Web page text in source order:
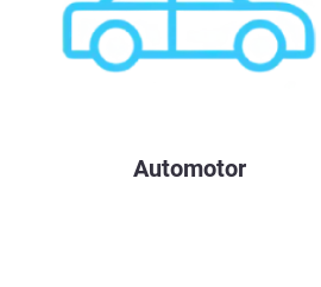
Automotor